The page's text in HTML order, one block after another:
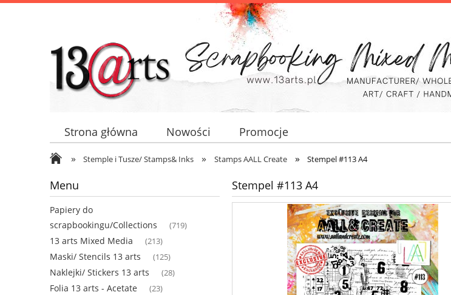
Strona główna Nowości Promocje
» Stemple i Tusze/ Stamps& Inks » Stamps AALL Create » Stempel #113 A4
Menu
Papiery do
scrapbookingu/Collections
(719)
13 arts Mixed Media (213)
Maski/ Stencils 13 arts (125)
Naklejki/ Stickers 13 arts (28)
Folia 13 arts - Acetate (23)
Stempel #113 A4